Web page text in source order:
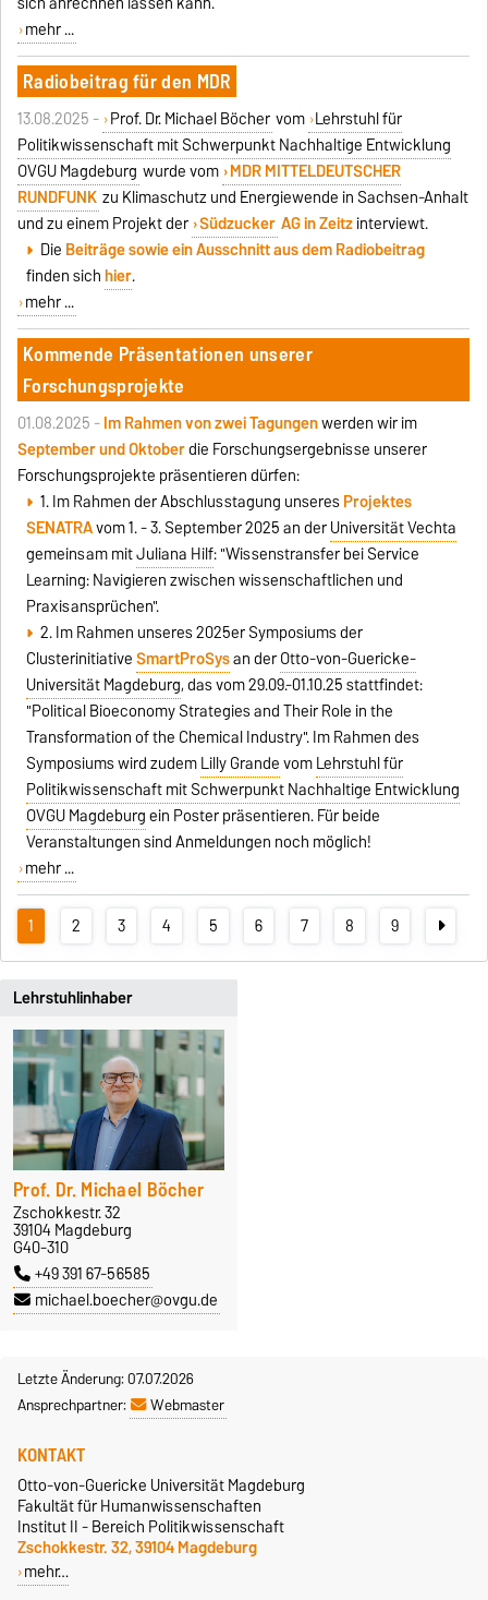
mehr ...
Radiobeitrag für den MDR
13.08.2025 - Prof. Dr. Michael Böcher vom Lehrstuhl für
Politikwissenschaft mit Schwerpunkt Nachhaltige Entwicklung
OVGU Magdeburg wurde vom MDR MITTELDEUTSCHER
RUNDFUNK zu Klimaschutz und Energiewende in Sachsen-Anhalt
und zu einem Projekt der Südzucker AG in Zeitzinterviewt.
Die Beiträge sowie ein Ausschnitt aus dem Radiobeitrag
finden sichhier.
mehr ...
Kommende Präsentationen unserer
Forschungsprojekte
01.08.2025 -Im Rahmen von zwei Tagungenwerden wir im
September und Oktoberdie Forschungsergebnisse unserer
Forschungsprojekte präsentieren dürfen:
1. Im Rahmen der Abschlusstagung unseresProjektes
SENATRAvom 1. - 3. September 2025 an derUniversität Vechta
gemeinsam mitJuliana Hilf: "Wissenstransfer bei Service
Learning: Navigieren zwischen wissenschaftlichen und
Praxisansprüchen".
2. Im Rahmen unseres 2025er Symposiums der
ClusterinitiativeSmartProSysan derOtto-von-Guericke-
Universität Magdeburg, das vom 29.09.-01.10.25 stattfindet:
"Political Bioeconomy Strategies and Their Role in the
Transformation of the Chemical Industry". Im Rahmen des
Symposiums wird zudemLilly GrandevomLehrstuhl für
Politikwissenschaft mit Schwerpunkt Nachhaltige Entwicklung
OVGU Magdeburgein Poster präsentieren. Für beide
Veranstaltungen sind Anmeldungen noch möglich!
mehr ...
1 2 3 4 5 6 7 8 9
Lehrstuhlinhaber
Prof. Dr. Michael Böcher
Zschokkestr. 32
39104 Magdeburg
G40-310
+49 391 67-56585
michael.boecher@ovgu.de
Letzte Änderung: 07.07.2026
Ansprechpartner:
Webmaster
KONTAKT
Otto-von-Guericke Universität Magdeburg
Fakultät für Humanwissenschaften
Institut II - Bereich Politikwissenschaft
Zschokkestr. 32, 39104 Magdeburg
mehr…